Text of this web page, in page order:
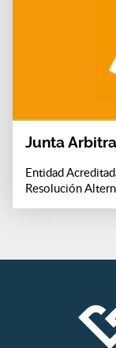
Junta
Entidad
Resolución